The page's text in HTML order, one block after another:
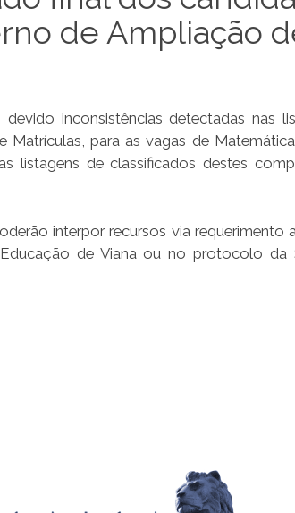
de Ampliação
inconsistências detectadas nas
para as vagas de Matemática
listagens de classificados destes
interpor recursos via requerimento
de Viana ou no protocolo da